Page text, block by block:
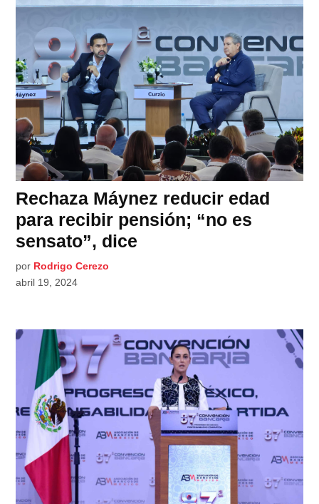
Rechaza Máynez reducir edad
para recibir pensión; “no es
sensato”, dice
por Rodrigo Cerezo
abril 19, 2024